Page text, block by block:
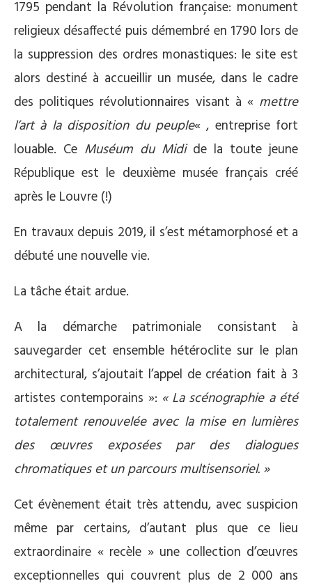
1795 pendant la Révolution française: monument
religieux désaffecté puis démembré en 1790 lors de
la suppression des ordres monastiques: le site est
alors destiné à accueillir un musée, dans le cadre
des politiques révolutionnaires visant à « mettre
l’art à la disposition du peuple« , entreprise fort
louable. Ce Muséum du Midide la toute jeune
République est le deuxième musée français créé
après le Louvre (!)
En travaux depuis 2019, il s’est métamorphosé et a
débuté une nouvelle vie.
La tâche était ardue.
A la démarche patrimoniale consistant à
sauvegarder cet ensemble hétéroclite sur le plan
architectural, s’ajoutait l’appel de création fait à 3
artistes contemporains »: « La scénographie a été
totalement renouvelée avec la mise en lumières
des œuvres exposées par des dialogues
chromatiques et un parcours multisensoriel. »
Cet évènement était très attendu, avec suspicion
même par certains, d’autant plus que ce lieu
extraordinaire « recèle » une collection d’œuvres
exceptionnelles qui couvrent plus de 2 000 ans